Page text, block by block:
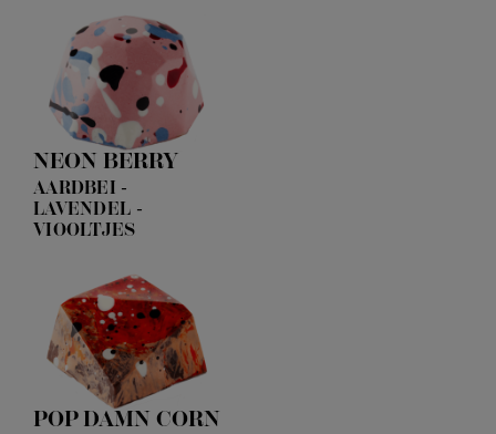
NEON BERRY
AARDBEI -
LAVENDEL -
VIOOLTJES
POP DAMN CORN